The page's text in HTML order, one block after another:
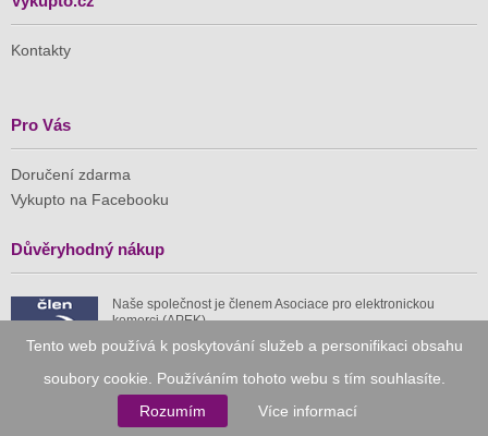
Tento web používá k poskytování služeb a personifikaci obsahu
soubory cookie. Používáním tohoto webu s tím souhlasíte.
Rozumím
Více informací
Kontakty
Pro Vás
Doručení zdarma
Vykupto na Facebooku
Důvěryhodný nákup
Naše společnost je členem Asociace pro elektronickou
komerci (APEK)